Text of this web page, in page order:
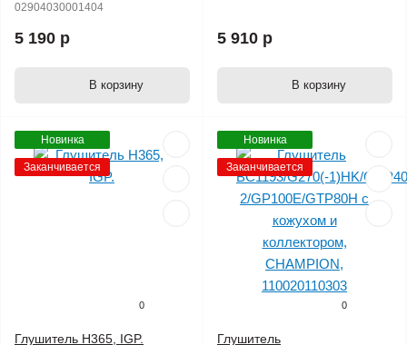
02904030001404
5 190 р
В корзину
5 910 р
В корзину
Новинка
Заканчивается
0
Глушитель H365, IGP.
Новинка
Заканчивается
0
Глушитель